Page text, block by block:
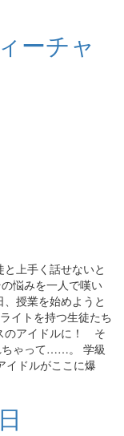
ーチャ
上手く話せないと
悩みを一人で嘆い
授業を始めようと
イトを持つ生徒たち
のアイドルに！ そ
ちゃって……。 学級
イドルがここに爆